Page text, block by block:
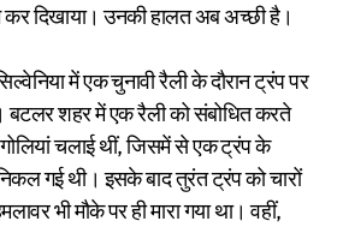
दिखाया। उनकी हालत अब अच्छी है।
में एक चुनावी रैली के दौरान ट्रंप पर
शहर में एक रैली को संबोधित करते
चलाई थीं, जिसमें से एक ट्रंप के
गई थी। इसके बाद तुरंत ट्रंप को चारों
भी मौके पर ही मारा गया था। वहीं,